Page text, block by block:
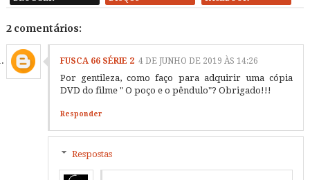
2 comentários:
FUSCA 66 SÉRIE 2 4 DE JUNHO DE 2019 ÀS 14:26
Por gentileza, como faço para adquirir uma cópia
DVD do filme " O poço e o pêndulo"? Obrigado!!!
Responder
Respostas